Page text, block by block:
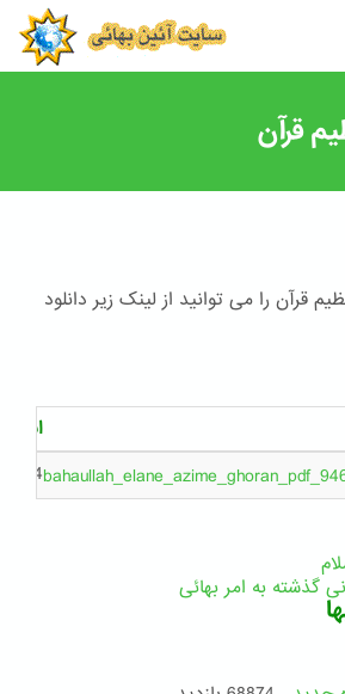
قرآن
قرآن را می توانید از لینک زیر دانلود
اندازه
1.4 مگابایت
گذشته به امر بهائی